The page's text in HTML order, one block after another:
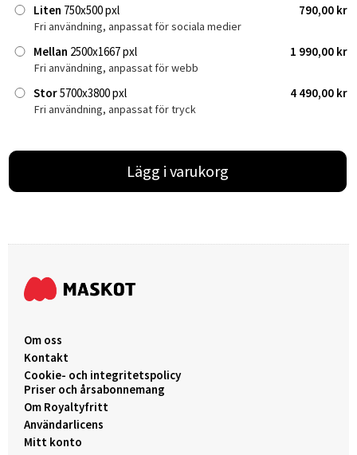
Liten 750x500 pxl 790,00 kr
Fri användning, anpassat för sociala medier
Mellan 2500x1667 pxl 1 990,00 kr
Fri användning, anpassat för webb
Stor5700x3800 pxl 4 490,00 kr
Fri användning, anpassat för tryck
Lägg i varukorg
Om oss
Kontakt
Cookie- och integritetspolicy
Priser och årsabonnemang
Om Royaltyfritt
Användarlicens
Mitt konto